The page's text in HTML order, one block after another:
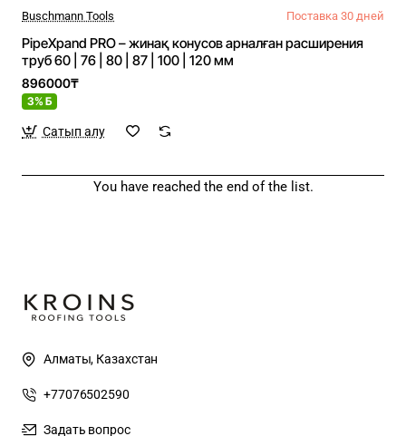
Buschmann Tools Поставка 30 дней
PipeXpand PRO – жинақ конусов арналған расширения
труб 60 | 76 | 80 | 87 | 100 | 120 мм
896000₸
3% Б
Сатып алу
You have reached the end of the list.
Алматы, Казахстан
+77076502590
Задать вопрос